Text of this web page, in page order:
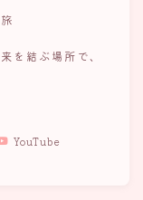
つのこと」
を結ぶ場所で、
YouTube